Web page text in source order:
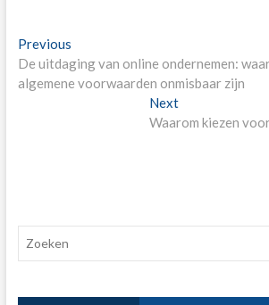
Post
navigation
PreviousPrevious
post:
De uitdaging van online ondernemen:
algemene voorwaarden onmisbaar zijn
NextNext
post:
Waarom kiezen